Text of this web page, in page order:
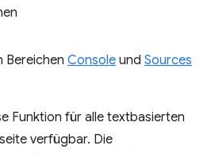
Bereichen Console und Sources
Funktion für alle textbasierten
verfügbar. Die